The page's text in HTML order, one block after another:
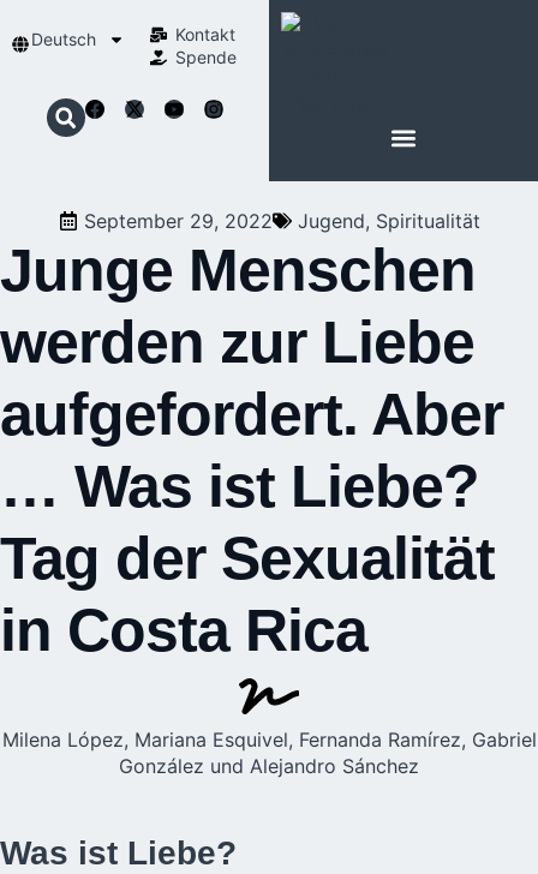
Deutsch
Kontakt
Spende
September 29, 2022 Jugend, Spiritualität
Junge Menschen
werden zur Liebe
aufgefordert. Aber
… Was ist Liebe?
Tag der Sexualität
in Costa Rica
Milena López, Mariana Esquivel, Fernanda Ramírez, Gabriel
González und Alejandro Sánchez
Was ist Liebe?